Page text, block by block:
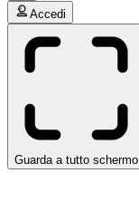
Accedi
Guarda a tutto schermo